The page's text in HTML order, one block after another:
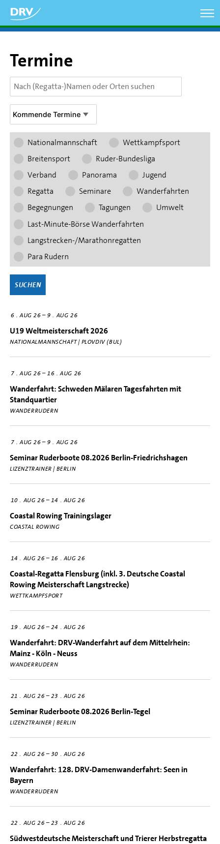
zum
Inhalt
Termine
Nationalmannschaft
Wettkampfsport
Breitensport
Ruder-Bundesliga
Verband
Panorama
Jugend
Regatta
Seminare
Wanderfahrten
Begegnungen
Tagungen
Umwelt
Last-Minute-Börse Wanderfahrten
Langstrecken-/Marathonregatten
Para Rudern
6 AUG 26 –9 AUG 26
U19 Weltmeisterschaft 2026
NATIONALMANNSCHAFT | PLOVDIV (BUL)
7 AUG 26 –16 AUG 26
Wanderfahrt: Schweden Mälaren Tagesfahrten mit
Standquartier
WANDERRUDERN
7 AUG 26 –9 AUG 26
Seminar Ruderboote 08.2026 Berlin-Friedrichshagen
LIZENZTRAINER | BERLIN
10 AUG 26–14 AUG 26
Coastal Rowing Trainingslager
COASTAL ROWING
14 AUG 26–16 AUG 26
Coastal-Regatta Flensburg (inkl. 3. Deutsche Coastal
Rowing Meisterschaft Langstrecke)
WETTKAMPFSPORT
19 AUG 26–24 AUG 26
Wanderfahrt: DRV-Wanderfahrt auf dem Mittelrhein:
Mainz - Köln - Neuss
WANDERRUDERN
21 AUG 26–23 AUG 26
Seminar Ruderboote 08.2026 Berlin-Tegel
LIZENZTRAINER | BERLIN
22 AUG 26–30 AUG 26
Wanderfahrt: 128. DRV-Damenwanderfahrt: Seen in
Bayern
WANDERRUDERN
22 AUG 26–23 AUG 26
Südwestdeutsche Meisterschaft und Trierer Herbstregatta